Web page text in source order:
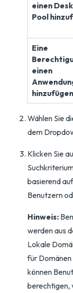
einen
Pool
Eine
einen
hinzufügen
Wählen Sie
dem
Klicken Sie
basierend
Benutzern
Hinweis:
werden aus
Lokale
für
können
berechtigen,